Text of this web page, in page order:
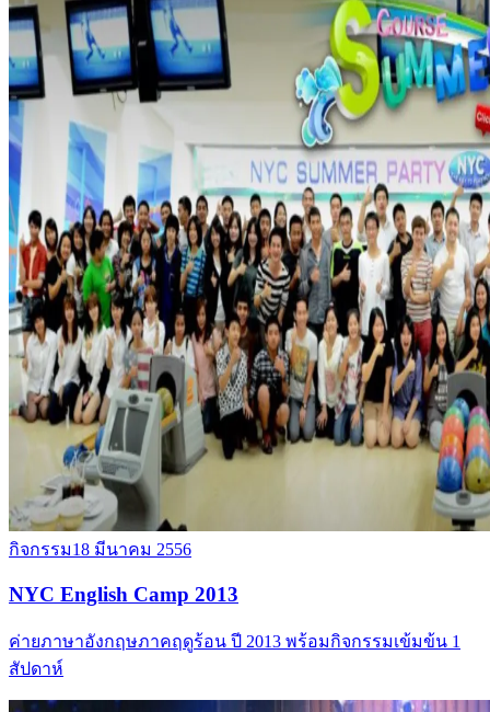
กิจกรรม18 มีนาคม 2556
NYC English Camp 2013
ค่ายภาษาอังกฤษภาคฤดูร้อน ปี 2013 พร้อมกิจกรรมเข้มข้น 1
สัปดาห์